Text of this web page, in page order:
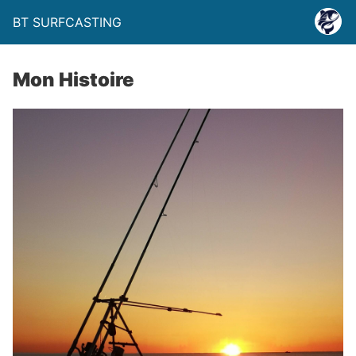
BT SURFCASTING
Mon Histoire